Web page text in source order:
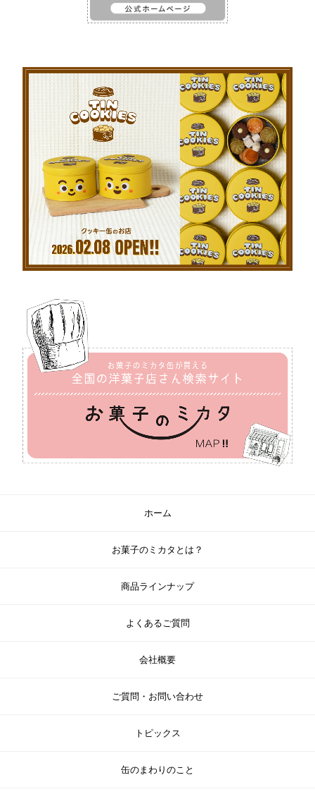
ホーム
お菓子のミカタとは？
商品ラインナップ
よくあるご質問
会社概要
ご質問・お問い合わせ
トピックス
缶のまわりのこと